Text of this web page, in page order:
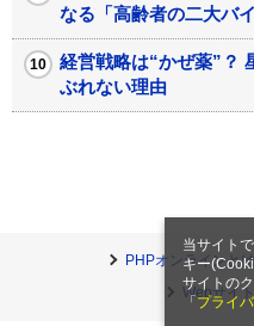
当サイト
キー
サイトの
「 プライ
なる「高齢者の二大バイ
経営戦略は“かぜ薬”？
ぶれない理由
PHPオンラインとは
Webサイ